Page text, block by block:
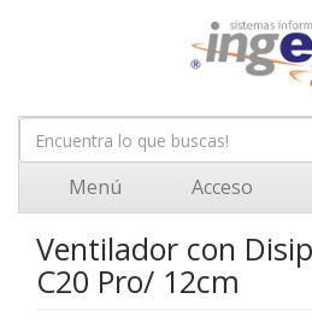
Menú Acceso
Ventilador con
C20 Pro/ 12cm